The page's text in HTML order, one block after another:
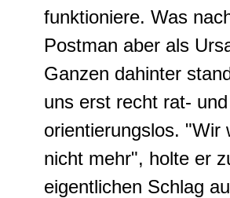
funktioniere. Was
Postman aber als
Ganzen dahinter
uns erst recht rat- und
orientierungslos. "Wir
nicht mehr", holte er
eigentlichen Schlag